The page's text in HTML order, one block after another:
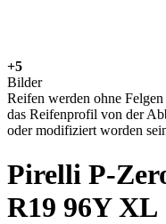
+5
Bilder
Reifen werden ohne
das Reifenprofil von der
oder modifiziert worden
Pirelli P-
R19 96Y XL